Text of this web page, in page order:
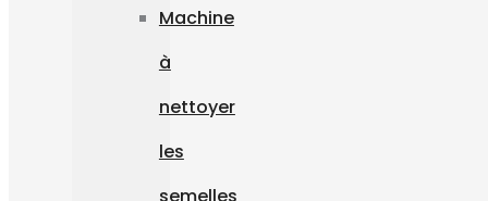
Machine
à
nettoyer
les